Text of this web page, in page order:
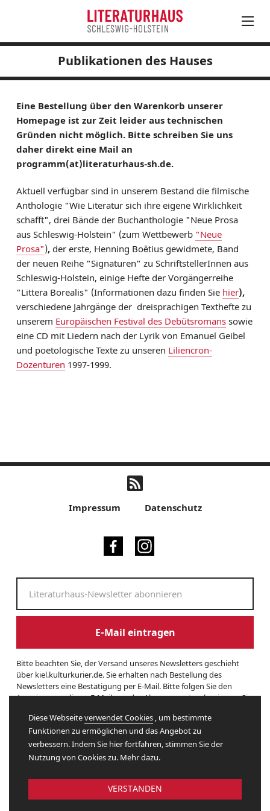
Publikationen des Hauses
Eine Bestellung über den Warenkorb unserer
Homepage ist zur Zeit leider aus technischen
Gründen nicht möglich. Bitte schreiben Sie uns
daher direkt eine Mail an
programm(at)literaturhaus-sh.de.
Aktuell verfügbar sind in unserem Bestand die filmische
Anthologie "Wie Literatur sich ihre eigene Wirklichkeit
schafft", drei Bände der Buchanthologie "Neue Prosa
aus Schleswig-Holstein" (zum Wettbewerb "Neue
Prosa"), der erste, Henning Boëtius gewidmete, Band
der neuen Reihe "Signaturen" zu SchriftstellerInnen aus
Schleswig-Holstein, einige Hefte der Vorgängerreihe
"Littera Borealis" (Informationen dazu finden Sie hier),
verschiedene Jahrgänge der dreisprachigen Texthefte zu
unserem Europäischen Festival des Debütsromanssowie
eine CD mit Liedern nach der Lyrik von Emanuel Geibel
und poetologische Texte zu unseren Liliencron-
Dozenturen 1997-1999.
August
Mo Di Mi Do Fr Sa So
3
4 5 6 7 8
9
10
11 12 13 14 15
16
17
18 19 20
24
25 26 27 28
31
1 2 3 4 5 6
PROGRAMM
LITERATURHAUS
BESTELLSERVICE
KONTAKT & ANFAHRT
Impressum Datenschutz
E-Mail eintragen
Bitte beachten Sie, der Versand unseres Newsletters geschieht
über kiel.kulturkurier.de. Sie erhalten nach Bestellung des
Newsletters eine Bestätigung per E-Mail. Bitte folgen Sie den
Anweisungen dieser E-Mail, um das Abonnement zu beginnen. Sie
Ende eines Newsletters entsprechende Informationen. Und hier
finden Sie unsereDatenschutzerklärung.
Website by
Diese Webseiteverwendet Cookies , um bestimmte
Funktionen zu ermöglichen und das Angebot zu
verbessern. Indem Sie hier fortfahren, stimmen Sie der
Nutzung von Cookies zu. Mehr dazu.
VERSTANDEN